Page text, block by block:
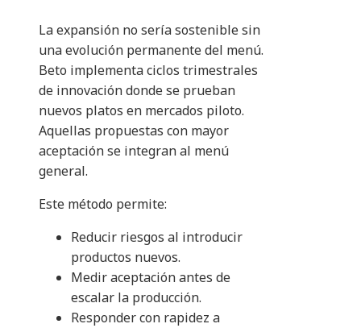
La expansión no sería sostenible sin
una evolución permanente del menú.
Beto implementa ciclos trimestrales
de innovación donde se prueban
nuevos platos en mercados piloto.
Aquellas propuestas con mayor
aceptación se integran al menú
general.
Este método permite:
Reducir riesgos al introducir
productos nuevos.
Medir aceptación antes de
escalar la producción.
Responder con rapidez a